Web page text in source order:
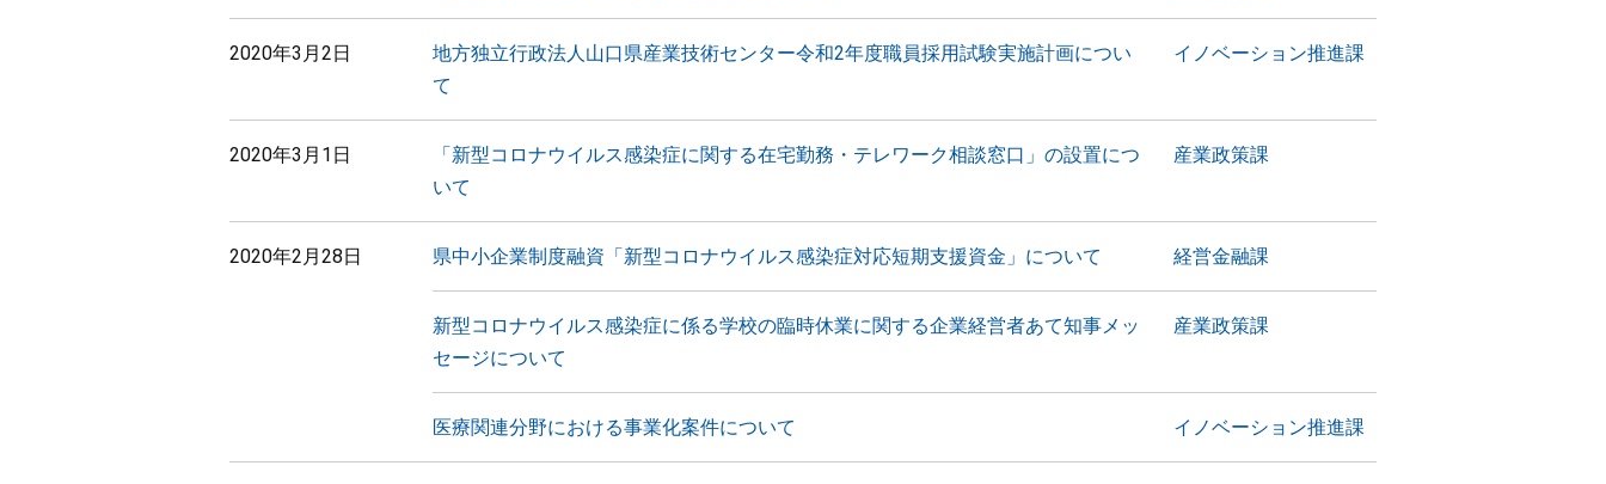
2020年3月2日
地方独立行政法人山口県産業技術センター令和2年度職員採用試験実施計画につい
て
イノベーション推進課
2020年3月1日
「新型コロナウイルス感染症に関する在宅勤務・テレワーク相談窓口」の設置につ
いて
産業政策課
2020年2月28日 県中小企業制度融資「新型コロナウイルス感染症対応短期支援資金」について 経営金融課
新型コロナウイルス感染症に係る学校の臨時休業に関する企業経営者あて知事メッ
セージについて
産業政策課
医療関連分野における事業化案件について イノベーション推進課